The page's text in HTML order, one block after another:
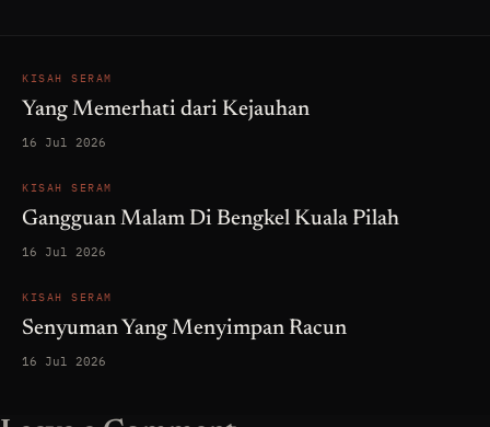
KISAH SERAM
Yang Memerhati dari Kejauhan
16 Jul 2026
KISAH SERAM
Gangguan Malam Di Bengkel Kuala Pilah
16 Jul 2026
KISAH SERAM
Senyuman Yang Menyimpan Racun
16 Jul 2026